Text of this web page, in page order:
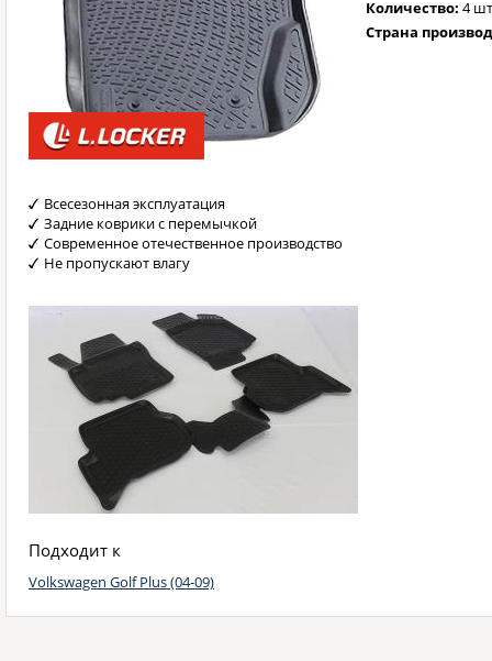
Количество:4
Страна
Всесезонная эксплуатация
Задние коврики с перемычкой
Современное отечественное производство
Не пропускают влагу
Подходит к
Volkswagen Golf Plus (04-09)